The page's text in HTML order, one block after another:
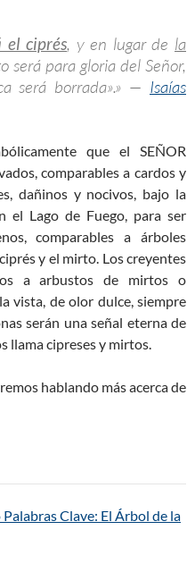
el ciprés, y en lugar de la
será para gloria del Señor,
será borrada».» — Isaías
que el SEÑOR
comparables a cardos y
dañinos y nocivos, bajo la
el Lago de Fuego, para ser
comparables a árboles
y el mirto. Los creyentes
a arbustos de mirtos o
vista, de olor dulce, siempre
serán una señal eterna de
llama cipreses y mirtos.
hablando más acerca de
Clave: El Árbol de la